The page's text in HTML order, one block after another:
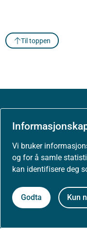
Vi bruker
og for å samle
kan identifisere deg
Godta Kun
Til toppen
Om oss